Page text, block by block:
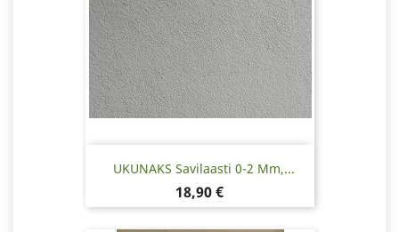
UKUNAKS Savilaasti 0-2 Mm,...
Hinta
18,90 €